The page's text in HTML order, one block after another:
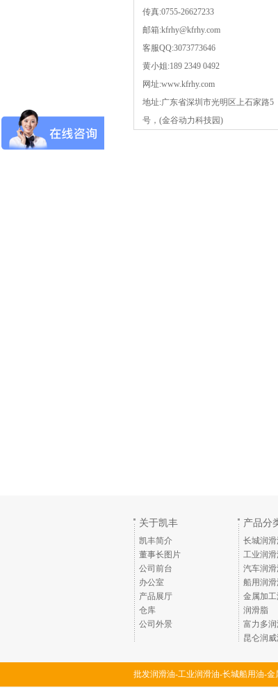
传真:0755-26627233
邮箱:kfrhy@kfrhy.com
客服QQ:3073773646
黄小姐:189 2349 0492
网址:www.kfrhy.com
地址:广东省深圳市光明区上石家路5
号，(金谷动力科技园)
关于凯丰
凯丰简介
董事长图片
公司前台
办公室
产品展厅
仓库
公司外景
产品分
长城润
工业润滑
汽车润滑
船用润滑
金属加工
润滑脂
富力多润
昆仑润
批发润滑油-工业润滑油-长城船用油-金